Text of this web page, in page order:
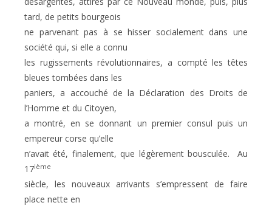
tard, de petits bourgeois
ne parvenant pas à se hisser socialement dans une
société qui, si elle a connu
les rugissements révolutionnaires, a compté les têtes
bleues tombées dans les
paniers, a accouché de la Déclaration des Droits de
l’Homme et du Citoyen,
a montré, en se donnant un premier consul puis un
empereur corse qu’elle
n’avait été, finalement, que légèrement bousculée. Au
17ième
siècle, les nouveaux arrivants s’empressent de faire
place nette en